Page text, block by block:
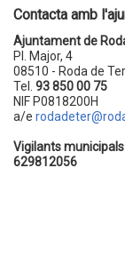
Contacta amb
Ajuntament de
Pl. Major, 4
08510 - Roda de Ter
Tel. 93 850 00 75
NIF P0818200H
a/e
Vigilants
629812056